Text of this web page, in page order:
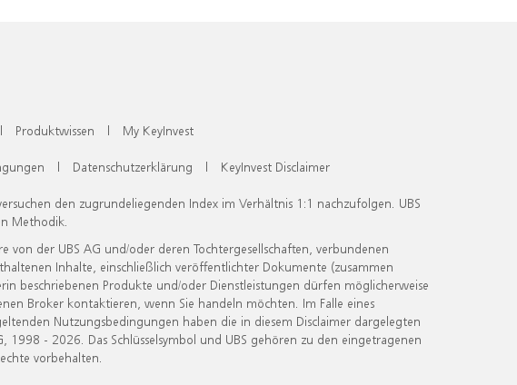
| Produktwissen | My KeyInvest
| Datenschutzerklärung | KeyInvest Disclaimer
den zugrundeliegenden Index im Verhältnis 1:1 nachzufolgen. UBS
Methodik.
der UBS AG und/oder deren Tochtergesellschaften, verbundenen
Inhalte, einschließlich veröffentlichter Dokumente (zusammen
beschriebenen Produkte und/oder Dienstleistungen dürfen möglicherweise
Broker kontaktieren, wenn Sie handeln möchten. Im Falle eines
Nutzungsbedingungen haben die in diesem Disclaimer dargelegten
- 2026. Das Schlüsselsymbol und UBS gehören zu den eingetragenen
vorbehalten.